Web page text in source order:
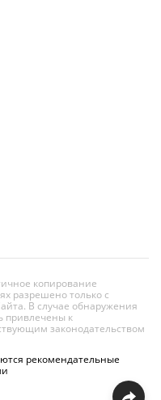
копирование
разрешено только с
В случае обнаружения
привлечены к
законодательством
рекомендательные